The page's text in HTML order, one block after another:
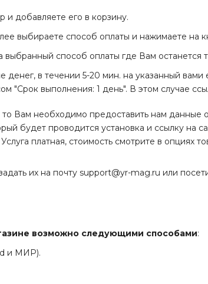
добавляете его в корзину.
выбираете способ оплаты и нажимаете на
способ оплаты где Вам останется
денег, в течении 5-20 мин. на указанный
"Срок выполнения: 1 день". В этом случае
Вам необходимо предоставить нам данные
будет проводится установка и ссылку на
платная, стоимость смотрите в опциях
их на почту support@yr-mag.ru или
возможно следующими способами:
и МИР).